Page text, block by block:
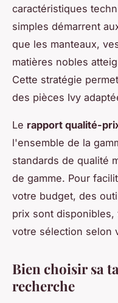
caractéristiques
simples démarrent
que les manteaux,
matières nobles
Cette stratégie
des pièces Ivy
Le rapport qualité-
l'ensemble de la
standards de qualité
de gamme. Pour
votre budget, des
prix sont
votre sélection selon
Bien choisir sa
recherche